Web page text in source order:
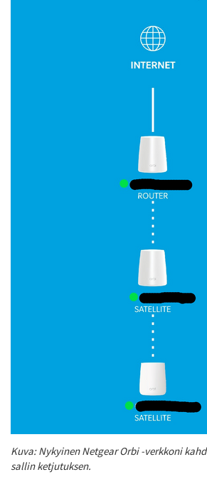
Kuva: Nykyinen Netgear Orbi -verkkoni
sallin ketjutuksen.